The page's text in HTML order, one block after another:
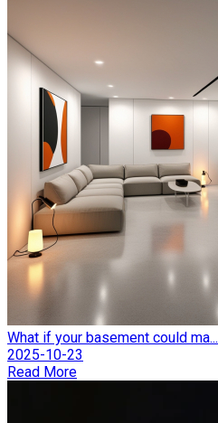
What if your basement could ma...
2025-10-23
Read More